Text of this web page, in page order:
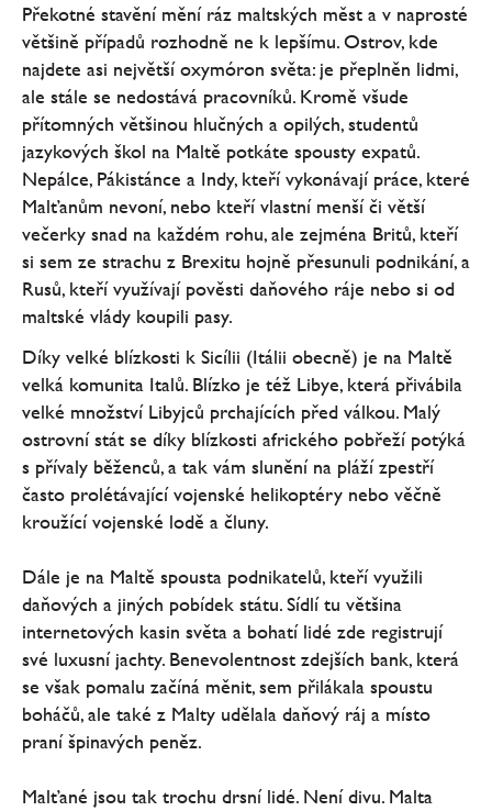
Překotné stavění mění ráz maltských měst a v naprosté
většině případů rozhodně ne k lepšímu. Ostrov, kde
najdete asi největší oxymóron světa: je přeplněn lidmi,
ale stále se nedostává pracovníků. Kromě všude
přítomných většinou hlučných a opilých, studentů
jazykových škol na Maltě potkáte spousty expatů.
Nepálce, Pákistánce a Indy, kteří vykonávají práce, které
Malťanům nevoní, nebo kteří vlastní menší či větší
večerky snad na každém rohu, ale zejména Britů, kteří
si sem ze strachu z Brexitu hojně přesunuli podnikání, a
Rusů, kteří využívají pověsti daňového ráje nebo si od
maltské vlády koupili pasy.
Díky velké blízkosti k Sicílii (Itálii obecně) je na Maltě
velká komunita Italů. Blízko je též Libye, která přivábila
velké množství Libyjců prchajících před válkou. Malý
ostrovní stát se díky blízkosti afrického pobřeží potýká
s přívaly běženců, a tak vám slunění na pláží zpestří
často prolétávající vojenské helikoptéry nebo věčně
kroužící vojenské lodě a čluny.
Dále je na Maltě spousta podnikatelů, kteří využili
daňových a jiných pobídek státu. Sídlí tu většina
internetových kasin světa a bohatí lidé zde registrují
své luxusní jachty. Benevolentnost zdejších bank, která
se však pomalu začíná měnit, sem přilákala spoustu
boháčů, ale také z Malty udělala daňový ráj a místo
praní špinavých peněz.
Malťané jsou tak trochu drsní lidé. Není divu. Malta